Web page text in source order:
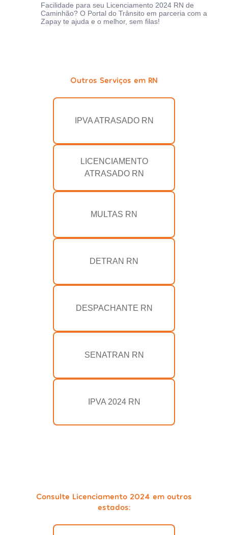
Facilidade para seu Licenciamento 2024 RN de
Caminhão? O Portal do Trânsito em parceria com a
Zapay te ajuda e o melhor, sem filas!
Outros Serviços em RN
IPVA ATRASADO RN
LICENCIAMENTO
ATRASADO RN
MULTAS RN
DETRAN RN
DESPACHANTE RN
SENATRAN RN
IPVA 2024 RN
Consulte Licenciamento 2024 em outros
estados: